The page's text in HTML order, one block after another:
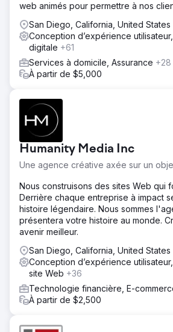
web animés pour permettre à nos
San Diego, California, United States
Conception d’expérience
digitale +61
Services à domicile, Assurance +28
À partir de $5,000
Humanity Media Inc
Une agence créative axée sur un
Nous construisons des sites Web qui
Derrière chaque entreprise à impact
histoire légendaire. Nous sommes
présentera votre histoire au monde.
avenir meilleur.
San Diego, California, United States
Conception d’expérience
site Web +36
Technologie financière, E-
À partir de $2,500